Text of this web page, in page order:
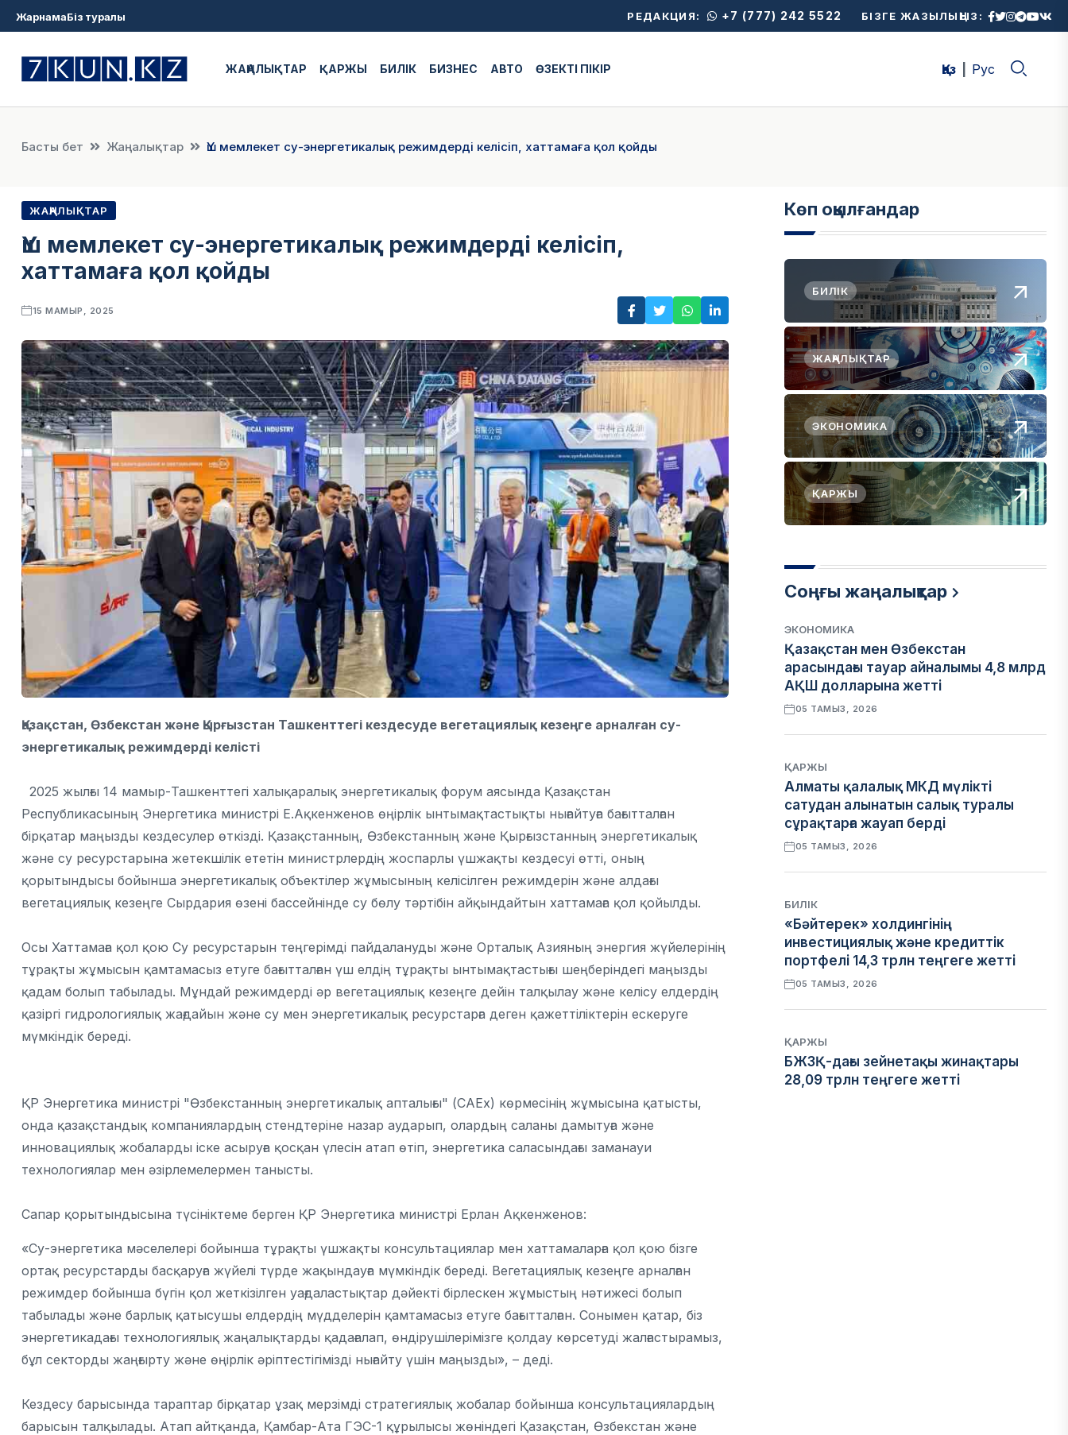
ЖарнамаБіз туралы РЕДАКЦИЯ: +7 (777) 242 5522 БІЗГЕ ЖАЗЫЛЫҢЫЗ:
ЖАҢАЛЫҚТАР ҚАРЖЫ БИЛІК БИЗНЕС АВТО ӨЗЕКТІ ПІКІР Қаз Рус
Басты бет Жаңалықтар Үш мемлекет су-энергетикалық режимдерді келісіп, хаттамаға қол қойды
ЖАҢАЛЫҚТАР
Үш мемлекет су-энергетикалық режимдерді келісіп,
хаттамаға қол қойды
15 МАМЫР, 2025
Қазақстан, Өзбекстан және Қырғызстан Ташкенттегі кездесуде вегетациялық кезеңге арналған су-
энергетикалық режимдерді келісті
2025 жылғы 14 мамыр-Ташкенттегі халықаралық энергетикалық форум аясында Қазақстан
Республикасының Энергетика министрі Е.Ақкенженов өңірлік ынтымақтастықты нығайтуға бағытталған
бірқатар маңызды кездесулер өткізді. Қазақстанның, Өзбекстанның және Қырғызстанның энергетикалық
және су ресурстарына жетекшілік ететін министрлердің жоспарлы үшжақты кездесуі өтті, оның
қорытындысы бойынша энергетикалық объектілер жұмысының келісілген режимдерін және алдағы
вегетациялық кезеңге Сырдария өзені бассейнінде су бөлу тәртібін айқындайтын хаттамаға қол қойылды.
Осы Хаттамаға қол қою Су ресурстарын теңгерімді пайдалануды және Орталық Азияның энергия жүйелерінің
тұрақты жұмысын қамтамасыз етуге бағытталған үш елдің тұрақты ынтымақтастығы шеңберіндегі маңызды
қадам болып табылады. Мұндай режимдерді әр вегетациялық кезеңге дейін талқылау және келісу елдердің
қазіргі гидрологиялық жағдайын және су мен энергетикалық ресурстарға деген қажеттіліктерін ескеруге
мүмкіндік береді.
ҚР Энергетика министрі "Өзбекстанның энергетикалық апталығы" (CAEx) көрмесінің жұмысына қатысты,
онда қазақстандық компаниялардың стендтеріне назар аударып, олардың саланы дамытуға және
инновациялық жобаларды іске асыруға қосқан үлесін атап өтіп, энергетика саласындағы заманауи
технологиялар мен әзірлемелермен танысты.
Сапар қорытындысына түсініктеме берген ҚР Энергетика министрі Ерлан Ақкенженов:
«Су-энергетика мәселелері бойынша тұрақты үшжақты консультациялар мен хаттамаларға қол қою бізге
ортақ ресурстарды басқаруға жүйелі түрде жақындауға мүмкіндік береді. Вегетациялық кезеңге арналған
режимдер бойынша бүгін қол жеткізілген уағдаластықтар дәйекті бірлескен жұмыстың нәтижесі болып
табылады және барлық қатысушы елдердің мүдделерін қамтамасыз етуге бағытталған. Сонымен қатар, біз
энергетикадағы технологиялық жаңалықтарды қадағалап, өндірушілерімізге қолдау көрсетуді жалғастырамыз,
бұл секторды жаңғырту және өңірлік әріптестігімізді нығайту үшін маңызды», – деді.
Кездесу барысында тараптар бірқатар ұзақ мерзімді стратегиялық жобалар бойынша консультациялардың
барысын талқылады. Атап айтқанда, Қамбар-Ата ГЭС-1 құрылысы жөніндегі Қазақстан, Өзбекстан және
Көп оқылғандар
БИЛІК
ЖАҢАЛЫҚТАР
ЭКОНОМИКА
ҚАРЖЫ
Соңғы жаңалықтар
ЭКОНОМИКА
Қазақстан мен Өзбекстан
арасындағы тауар айналымы 4,8 млрд
АҚШ долларына жетті
05 ТАМЫЗ, 2026
ҚАРЖЫ
Алматы қалалық МКД мүлікті
сатудан алынатын салық туралы
сұрақтарға жауап берді
05 ТАМЫЗ, 2026
БИЛІК
«Бәйтерек» холдингінің
инвестициялық және кредиттік
портфелі 14,3 трлн теңгеге жетті
05 ТАМЫЗ, 2026
ҚАРЖЫ
БЖЗҚ-дағы зейнетақы жинақтары
28,09 трлн теңгеге жетті